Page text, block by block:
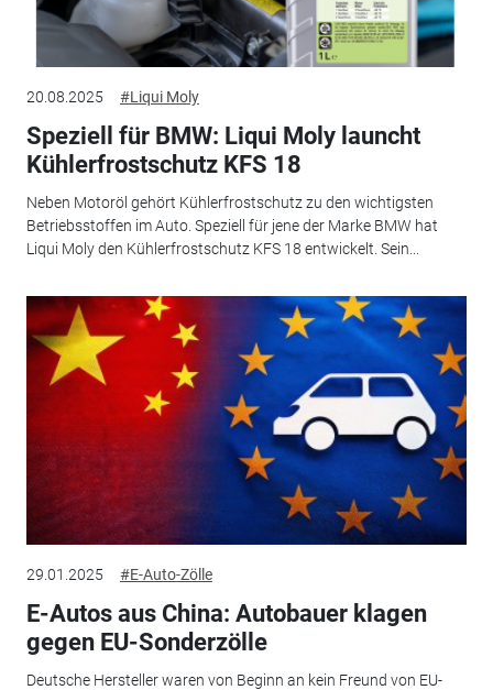
20.08.2025 #Liqui Moly
Speziell für BMW: Liqui Moly launcht
Kühlerfrostschutz KFS 18
Neben Motoröl gehört Kühlerfrostschutz zu den wichtigsten
Betriebsstoffen im Auto. Speziell für jene der Marke BMW hat
Liqui Moly den Kühlerfrostschutz KFS 18 entwickelt. Sein...
29.01.2025 #E-Auto-Zölle
E-Autos aus China: Autobauer klagen
gegen EU-Sonderzölle
Deutsche Hersteller waren von Beginn an kein Freund von EU-